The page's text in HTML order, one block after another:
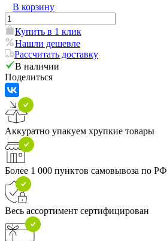
В корзину
Купить в 1 клик
Нашли дешевле
Рассчитать доставку
В наличии
Поделиться
Аккуратно упакуем хрупкие товары
Более 1 000 пунктов самовывоза по РФ
Весь ассортимент сертифицирован